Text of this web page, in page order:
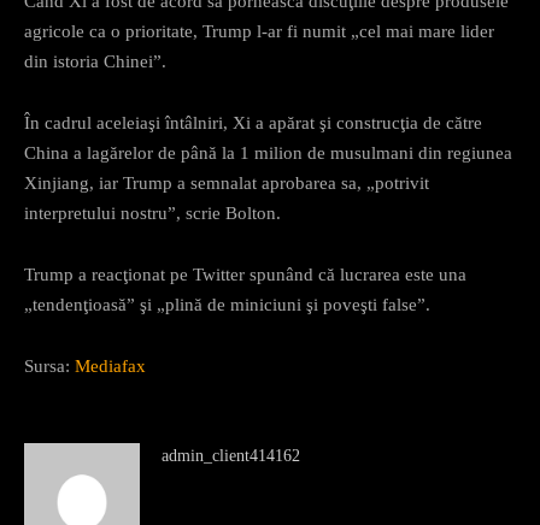
agricole ca o prioritate, Trump l-ar fi numit „cel mai mare lider
din istoria Chinei”.
În cadrul aceleiaşi întâlniri, Xi a apărat şi construcţia de către
China a lagărelor de până la 1 milion de musulmani din regiunea
Xinjiang, iar Trump a semnalat aprobarea sa, „potrivit
interpretului nostru”, scrie Bolton.
Trump a reacţionat pe Twitter spunând că lucrarea este una
„tendenţioasă” şi „plină de miniciuni şi poveşti false”.
Sursa: Mediafax
admin_client414162